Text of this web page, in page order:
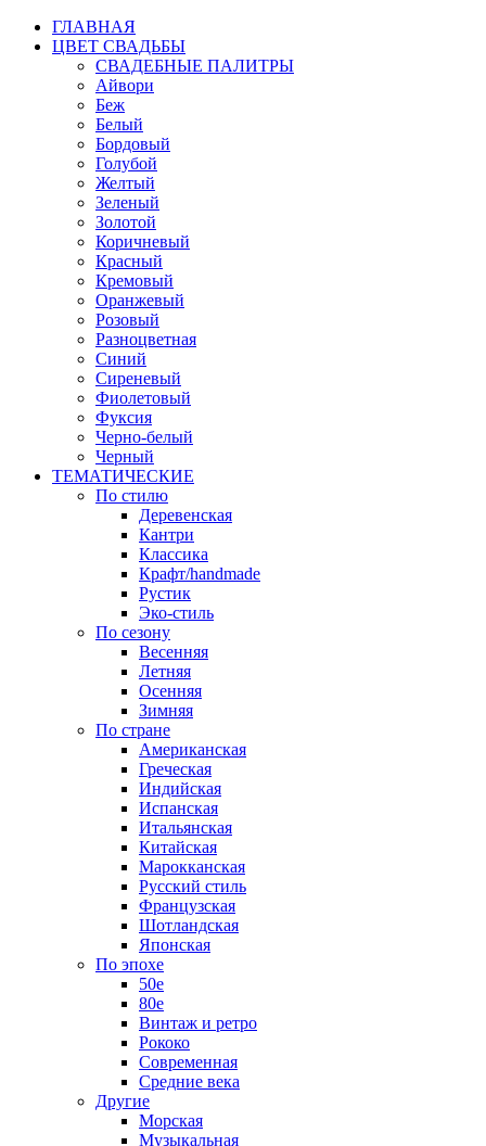
ГЛАВНАЯ
ЦВЕТ СВАДЬБЫ
СВАДЕБНЫЕ ПАЛИТРЫ
Айвори
Беж
Белый
Бордовый
Голубой
Желтый
Зеленый
Золотой
Коричневый
Красный
Кремовый
Оранжевый
Розовый
Разноцветная
Синий
Сиреневый
Фиолетовый
Фуксия
Черно-белый
Черный
ТЕМАТИЧЕСКИЕ
По стилю
Деревенская
Кантри
Классика
Крафт/handmade
Рустик
Эко-стиль
По сезону
Весенняя
Летняя
Осенняя
Зимняя
По стране
Американская
Греческая
Индийская
Испанская
Итальянская
Китайская
Марокканская
Русский стиль
Французская
Шотландская
Японская
По эпохе
50е
80е
Винтаж и ретро
Рококо
Современная
Средние века
Другие
Морская
Музыкальная